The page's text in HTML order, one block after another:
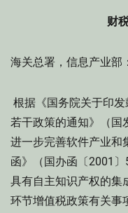
财
海关总署，信息产业部
根据《国务院关于印
若干政策的通知》（国
进一步完善软件产业和
函》（国办函〔2001
具有自主知识产权的集
环节增值税政策有关事